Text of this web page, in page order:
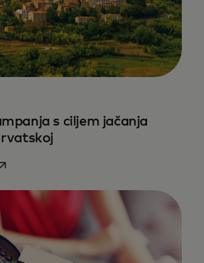
s ciljem jačanja
in a new tab